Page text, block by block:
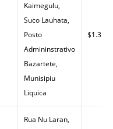
Kaimegulu,
Suco Lauhata,
Posto
Admininstrativo
Bazartete,
Munisipiu
Liquica
$1.30
Rua Nu Laran,